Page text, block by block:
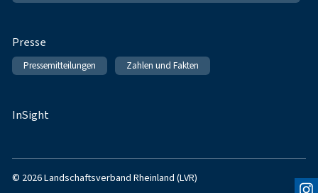
Presse
Pressemitteilungen Zahlen und Fakten
InSight
© 2026 Landschaftsverband Rheinland (LVR)